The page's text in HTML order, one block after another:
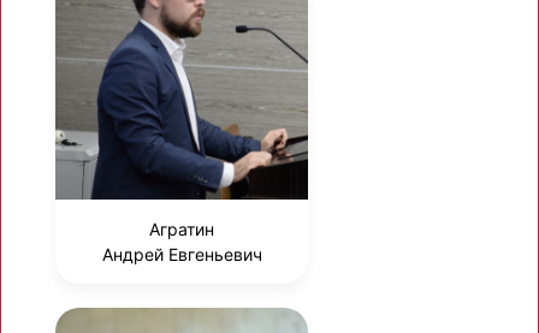
Агратин
Андрей Евгеньевич